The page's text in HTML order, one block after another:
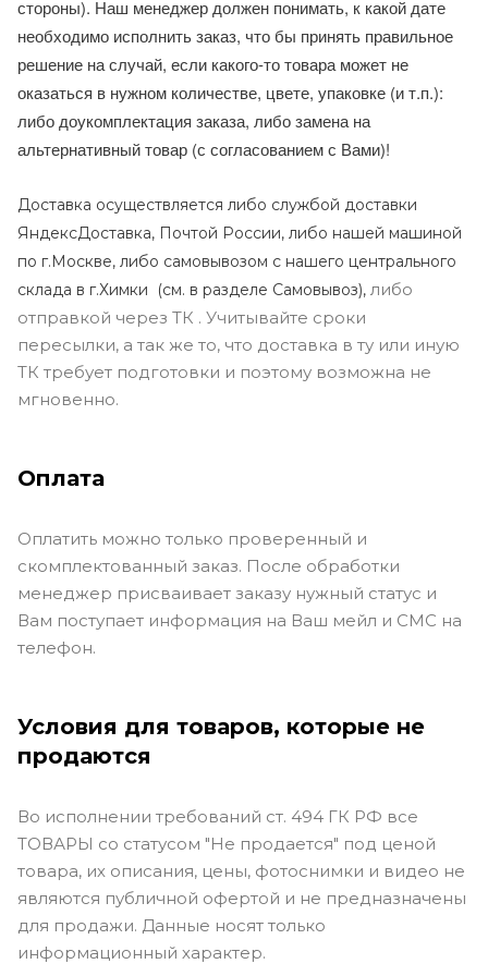
стороны). Наш менеджер должен понимать, к какой дате
необходимо исполнить заказ, что бы принять правильное
решение на случай, если какого-то товара может не
оказаться в нужном количестве, цвете, упаковке (и т.п.):
либо доукомплектация заказа, либо замена на
альтернативный товар (с согласованием с Вами)!
Доставка осуществляется либо службой доставки
ЯндексДоставка, Почтой России, либо нашей машиной
по г.Москве, либо самовывозом с нашего центрального
склада в г.Химки (см. в разделе Самовывоз), либо
отправкой через ТК . Учитывайте сроки
пересылки, а так же то, что доставка в ту или иную
ТК требует подготовки и поэтому возможна не
мгновенно.
Оплата
Оплатить можно только проверенный и
скомплектованный заказ. После обработки
менеджер присваивает заказу нужный статус и
Вам поступает информация на Ваш мейл и СМС на
телефон.
Условия для товаров, которые не
продаются
Во исполнении требований ст. 494 ГК РФ все
ТОВАРЫ со статусом "Не продается" под ценой
товара, их описания, цены, фотоснимки и видео не
являются публичной офертой и не предназначены
для продажи. Данные носят только
информационный характер.